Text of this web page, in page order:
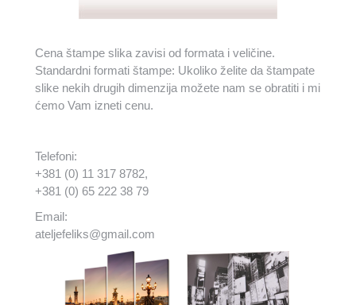
Cena štampe slika zavisi od formata i veličine.
Standardni formati štampe: Ukoliko želite da štampate
slike nekih drugih dimenzija možete nam se obratiti i mi
ćemo Vam izneti cenu.
Telefoni:
+381 (0) 11 317 8782,
+381 (0) 65 222 38 79
Email:
ateljefeliks@gmail.com